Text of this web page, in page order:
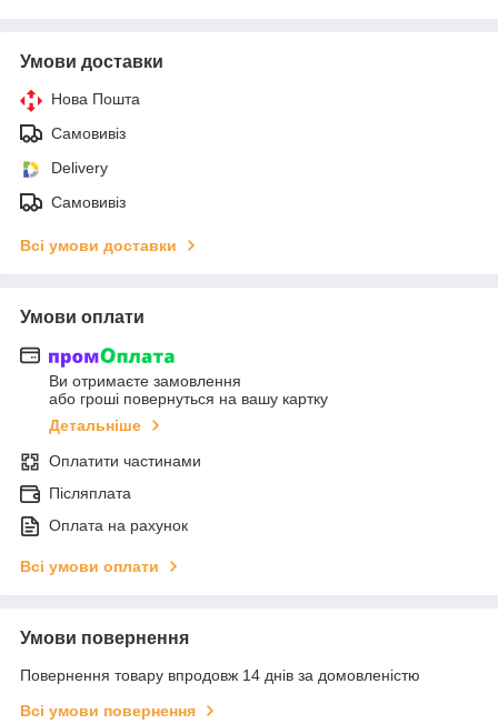
Умови доставки
Нова Пошта
Самовивіз
Delivery
Самовивіз
Всі умови доставки
Умови оплати
Ви отримаєте замовлення
або гроші повернуться на вашу картку
Детальніше
Оплатити частинами
Післяплата
Оплата на рахунок
Всі умови оплати
Умови повернення
Повернення товару впродовж 14 днів за домовленістю
Всі умови повернення